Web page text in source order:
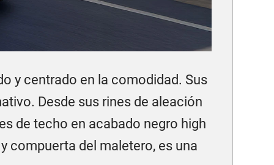
y centrado en la comodidad. Sus
Desde sus rines de aleación
de techo en acabado negro high
compuerta del maletero, es una